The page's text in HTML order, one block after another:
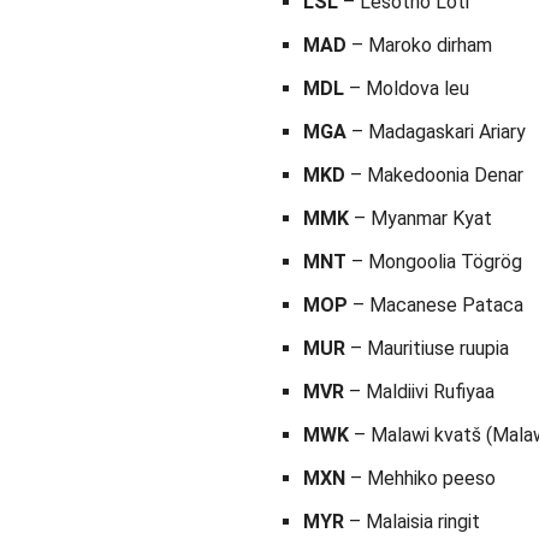
MAD – Maroko dirham
MDL – Moldova leu
MGA – Madagaskari Ariary
MKD – Makedoonia Denar
MMK – Myanmar Kyat
MNT – Mongoolia Tögrög
MOP – Macanese Pataca
MUR – Mauritiuse ruupia
MVR – Maldiivi Rufiyaa
MWK – Malawi kvatš
MXN – Mehhiko peeso
MYR – Malaisia ringit